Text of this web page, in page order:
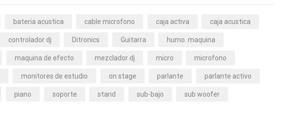
bateria acustica cable microfono caja activa caja acustica
controlador dj Ditronics Guitarra humo. maquina
maquina de efecto mezclador dj micro microfono
monitores de estudio on stage parlante parlante activo
piano soporte stand sub-bajo sub woofer